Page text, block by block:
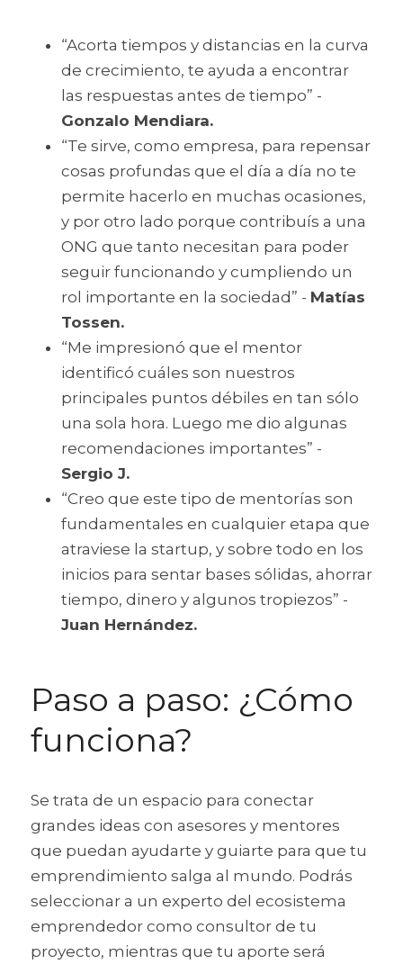
“Acorta tiempos y distancias en la curva
de crecimiento, te ayuda a encontrar
Gonzalo Mendiara.
“Te sirve, como empresa, para repensar
cosas profundas que el día a día no te
permite hacerlo en muchas ocasiones,
y por otro lado porque contribuís a una
ONG que tanto necesitan para poder
seguir funcionando y cumpliendo un
rol importante en la sociedad” - Matías
Tossen.
“Me impresionó que el mentor
identificó cuáles son nuestros
principales puntos débiles en tan sólo
una sola hora. Luego me dio algunas
Sergio J.
“Creo que este tipo de mentorías son
fundamentales en cualquier etapa que
atraviese la startup, y sobre todo en los
inicios para sentar bases sólidas, ahorrar
tiempo, dinero y algunos tropiezos” -
Juan Hernández.
Paso a paso: ¿Cómo
funciona?
Se trata de un espacio para conectar
grandes ideas con asesores y mentores
que puedan ayudarte y guiarte para que tu
emprendimiento salga al mundo. Podrás
seleccionar a un experto del ecosistema
emprendedor como consultor de tu
proyecto, mientras que tu aporte será